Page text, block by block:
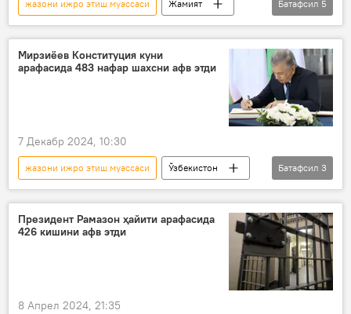
жазони ижро этиш муассаси
Жамият
Ўзбекистон
Шавкат Мирзиёев
президент фармони
Рамазон ҳайити
муддатидан илгари озод қилиш
Батафсил 5
Мирзиёев Конституция куни
арафасида 483 нафар шахсни афв этди
7 Декабр 2024, 10:30
жазони ижро этиш муассаси
Ўзбекистон
конституция
Шавкат Мирзиёев
президент фармони
Батафсил 3
Президент Рамазон ҳайити арафасида
426 кишини афв этди
8 Апрел 2024, 21:35